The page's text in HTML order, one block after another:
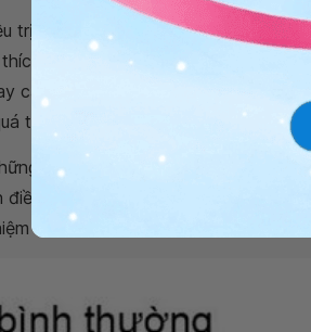
trị, viêm gan tự miễn có thể gây
hợp có thể ngăn ngừa sẹo hóa
cả khi đã có sẹo hóa và xơ hóa
trình sẹo hóa gan.
trường hợp mắc viêm gan tự
trị tùy theo mức độ nặng của
máu và sinh thiết gan), và nguy